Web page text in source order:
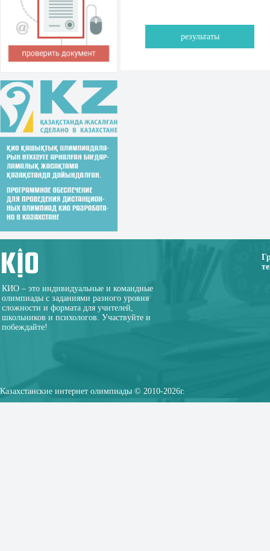
результаты
КИО – это индивидуальные и командные
олимпиады с заданиями разного уровня
сложности и формата для учителей,
школьников и психологов. Участвуйте и
побеждайте!
Казахстанские интернет олимпиады © 2010-2026г.